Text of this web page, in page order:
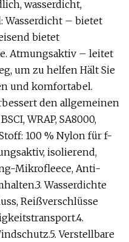
wasserdicht,
– bietet
bietet
Atmungsaktiv – leitet
um zu helfen Hält Sie
und komfortabel.
den allgemeinen
WRAP, SA8000,
Stoff: 100 % Nylon für f-
isolierend,
Mikrofleece, Anti-
Wasserdichte
Reißverschlüsse
Verstellbare